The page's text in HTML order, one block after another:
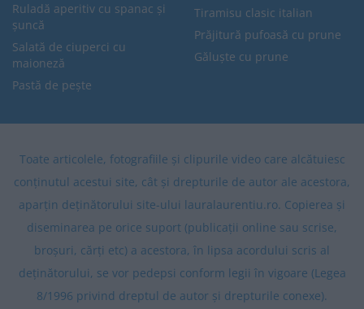
Ruladă aperitiv cu spanac și
șuncă
Salată de ciuperci cu
maioneză
Pastă de pește
Tiramisu clasic italian
Prăjitură pufoasă cu prune
Găluște cu prune
Toate articolele, fotografiile și clipurile video care alcătuiesc
conținutul acestui site, cât și drepturile de autor ale acestora,
aparțin deținătorului site-ului lauralaurentiu.ro. Copierea și
diseminarea pe orice suport (publicații online sau scrise,
broșuri, cărți etc) a acestora, în lipsa acordului scris al
deținătorului, se vor pedepsi conform legii în vigoare (Legea
8/1996 privind dreptul de autor și drepturile conexe).